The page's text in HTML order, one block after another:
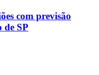
com previsão
de SP